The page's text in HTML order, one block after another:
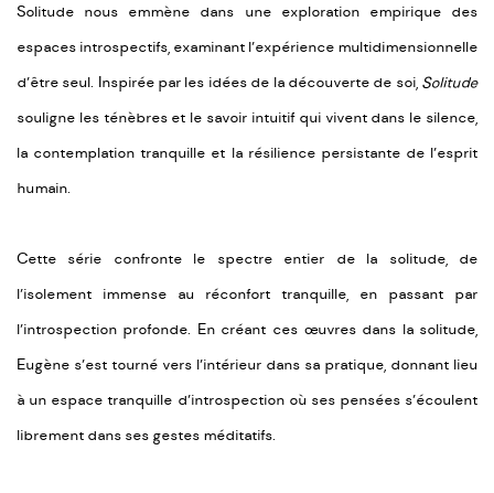
Solitude nous emmène dans une exploration empirique des
espaces introspectifs, examinant l’expérience multidimensionnelle
d’être seul. Inspirée par les idées de la découverte de soi, Solitude
souligne les ténèbres et le savoir intuitif qui vivent dans le silence,
la contemplation tranquille et la résilience persistante de l’esprit
humain.
Cette série confronte le spectre entier de la solitude, de
l’isolement immense au réconfort tranquille, en passant par
l’introspection profonde. En créant ces œuvres dans la solitude,
Eugène s’est tourné vers l’intérieur dans sa pratique, donnant lieu
à un espace tranquille d’introspection où ses pensées s’écoulent
librement dans ses gestes méditatifs.